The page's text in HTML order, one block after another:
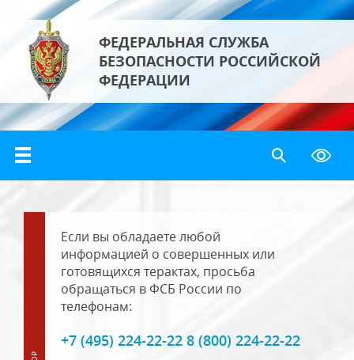
ФЕДЕРАЛЬНАЯ СЛУЖБА
БЕЗОПАСНОСТИ РОССИЙСКОЙ
ФЕДЕРАЦИИ
Если вы обладаете любой
информацией о совершенных или
готовящихся терактах, просьба
обращаться в ФСБ России по
телефонам:
+7 (495) 224-22-22 8 (800) 224-22-22